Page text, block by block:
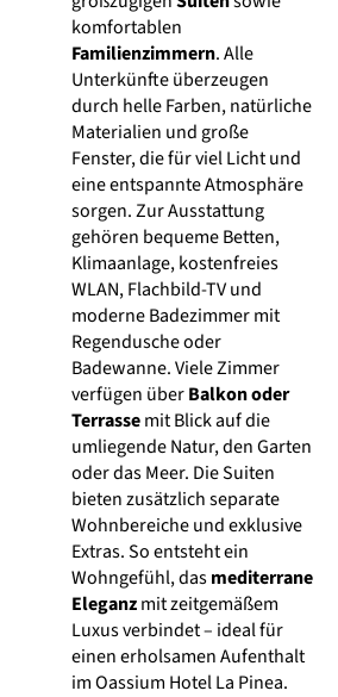
komfortablen
Familienzimmern. Alle
Unterkünfte überzeugen
durch helle Farben, natürliche
Materialien und große
Fenster, die für viel Licht und
eine entspannte Atmosphäre
sorgen. Zur Ausstattung
gehören bequeme Betten,
Klimaanlage, kostenfreies
WLAN, Flachbild-TV und
moderne Badezimmer mit
Regendusche oder
Badewanne. Viele Zimmer
verfügen überBalkon oder
Terrassemit Blick auf die
umliegende Natur, den Garten
oder das Meer. Die Suiten
bieten zusätzlich separate
Wohnbereiche und exklusive
Extras. So entsteht ein
Wohngefühl, dasmediterrane
Eleganzmit zeitgemäßem
Luxus verbindet – ideal für
einen erholsamen Aufenthalt
im Oassium Hotel La Pinea.